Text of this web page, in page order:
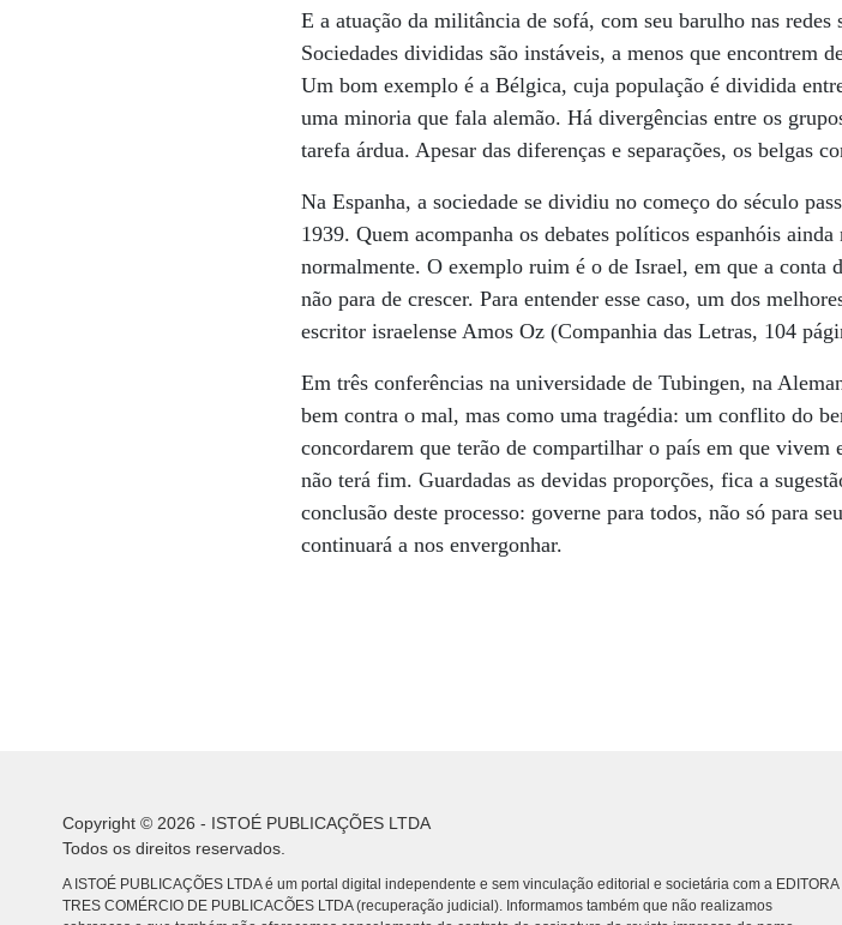
E a atuação da militância de sofá, com seu barulho nas
Sociedades divididas são instáveis, a menos que encontrem
Um bom exemplo é a Bélgica, cuja população é dividida
uma minoria que fala alemão. Há divergências entre os
tarefa árdua. Apesar das diferenças e separações, os belgas
Na Espanha, a sociedade se dividiu no começo do século
1939. Quem acompanha os debates políticos espanhóis
normalmente. O exemplo ruim é o de Israel, em que a conta
não para de crescer. Para entender esse caso, um dos
escritor israelense Amos Oz (Companhia das Letras, 104
Em três conferências na universidade de Tubingen, na
bem contra o mal, mas como uma tragédia: um conflito do
concordarem que terão de compartilhar o país em que
não terá fim. Guardadas as devidas proporções, fica a
conclusão deste processo: governe para todos, não só para
continuará a nos envergonhar.
Copyright © 2026 - ISTOÉ PUBLICAÇÕES LTDA
Todos os direitos reservados.
A ISTOÉ PUBLICAÇÕES LTDA é um portal digital independente e sem vinculação editorial e societária com a EDITORA
TRES COMÉRCIO DE PUBLICACÕES LTDA (recuperação judicial). Informamos também que não realizamos